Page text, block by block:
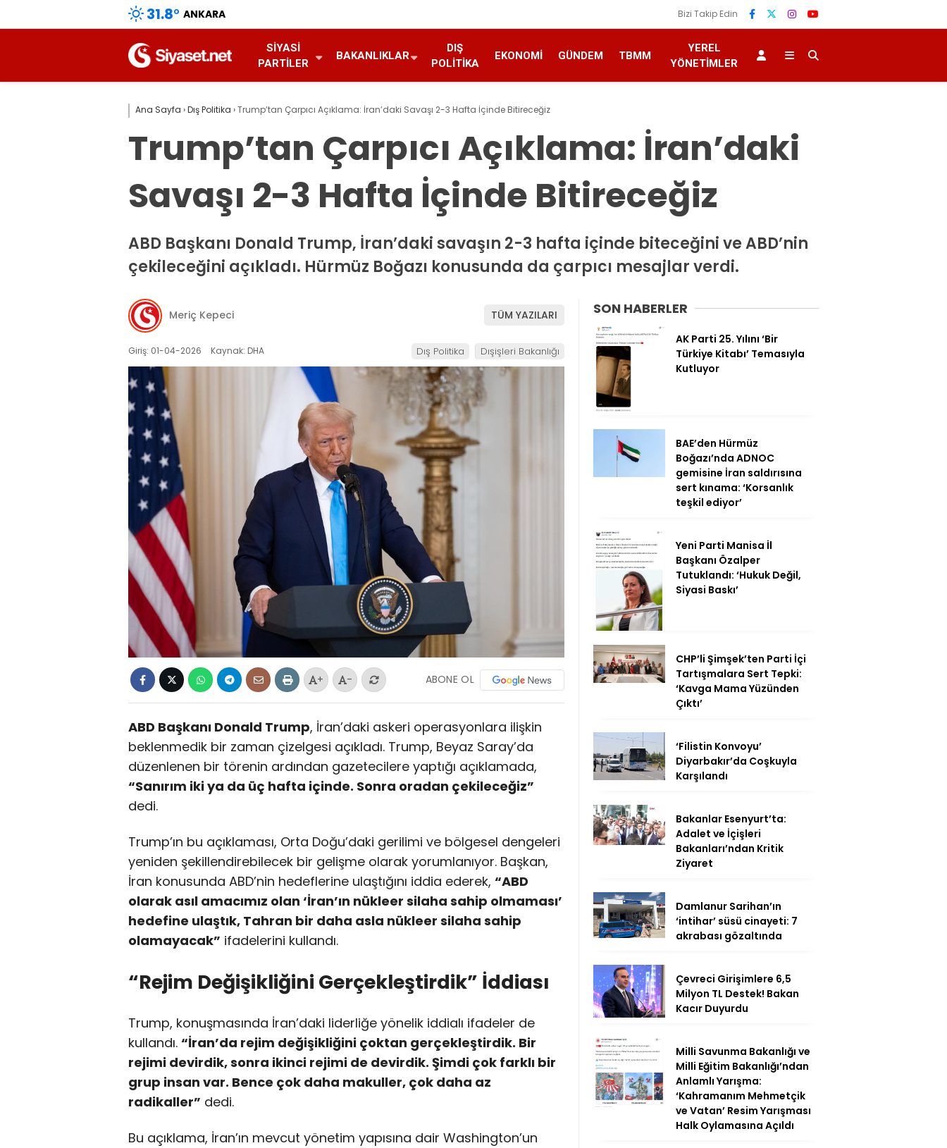
31.8° ANKARA Bizi Takip Edin
SIYASI
PARTILER
BAKANLIKLAR
DIŞ
POLITIKA
EKONOMI GÜNDEM TBMM
YEREL
YÖNETIMLER
Ana Sayfa ›Dış Politika ›Trump’tan Çarpıcı Açıklama: İran’daki Savaşı 2-3 Hafta İçinde Bitireceğiz
Trump’tan Çarpıcı Açıklama: İran’daki
Savaşı 2-3 Hafta İçinde Bitireceğiz
ABD Başkanı Donald Trump, İran’daki savaşın 2-3 hafta içinde biteceğini ve ABD’nin
çekileceğini açıkladı. Hürmüz Boğazı konusunda da çarpıcı mesajlar verdi.
Meriç Kepeci TÜM YAZILARI
Giriş: 01-04-2026 Kaynak: DHA Dış Politika Dışişleri Bakanlığı
+ - ABONE OL
ABD Başkanı Donald Trump, İran’daki askeri operasyonlara ilişkin
beklenmedik bir zaman çizelgesi açıkladı. Trump, Beyaz Saray’da
düzenlenen bir törenin ardından gazetecilere yaptığı açıklamada,
“Sanırım iki ya da üç hafta içinde. Sonra oradan çekileceğiz”
dedi.
Trump’ın bu açıklaması, Orta Doğu’daki gerilimi ve bölgesel dengeleri
yeniden şekillendirebilecek bir gelişme olarak yorumlanıyor. Başkan,
İran konusunda ABD’nin hedeflerine ulaştığını iddia ederek, “ABD
olarak asıl amacımız olan ‘İran’ın nükleer silaha sahip olmaması’
hedefine ulaştık, Tahran bir daha asla nükleer silaha sahip
olamayacak” ifadelerini kullandı.
“Rejim Değişikliğini Gerçekleştirdik” İddiası
Trump, konuşmasında İran’daki liderliğe yönelik iddialı ifadeler de
kullandı. “İran’da rejim değişikliğini çoktan gerçekleştirdik. Bir
rejimi devirdik, sonra ikinci rejimi de devirdik. Şimdi çok farklı bir
grup insan var. Bence çok daha makuller, çok daha az
radikaller” dedi.
Bu açıklama, İran’ın mevcut yönetim yapısına dair Washington’un
SON HABERLER
AK Parti 25. Yılını ‘Bir
Türkiye Kitabı’ Temasıyla
Kutluyor
BAE’den Hürmüz
Boğazı’nda ADNOC
gemisine İran saldırısına
sert kınama: ‘Korsanlık
teşkil ediyor’
Yeni Parti Manisa İl
Başkanı Özalper
Tutuklandı: ‘Hukuk Değil,
Siyasi Baskı’
CHP’li Şimşek’ten Parti İçi
Tartışmalara Sert Tepki:
‘Kavga Mama Yüzünden
Çıktı’
‘Filistin Konvoyu’
Diyarbakır’da Coşkuyla
Karşılandı
Bakanlar Esenyurt’ta:
Adalet ve İçişleri
Bakanları’ndan Kritik
Ziyaret
Damlanur Sarihan’ın
‘intihar’ süsü cinayeti: 7
akrabası gözaltında
Çevreci Girişimlere 6,5
Milyon TL Destek! Bakan
Kacır Duyurdu
Milli Savunma Bakanlığı ve
Milli Eğitim Bakanlığı’ndan
Anlamlı Yarışma:
‘Kahramanım Mehmetçik
ve Vatan’ Resim Yarışması
Halk Oylamasına Açıldı